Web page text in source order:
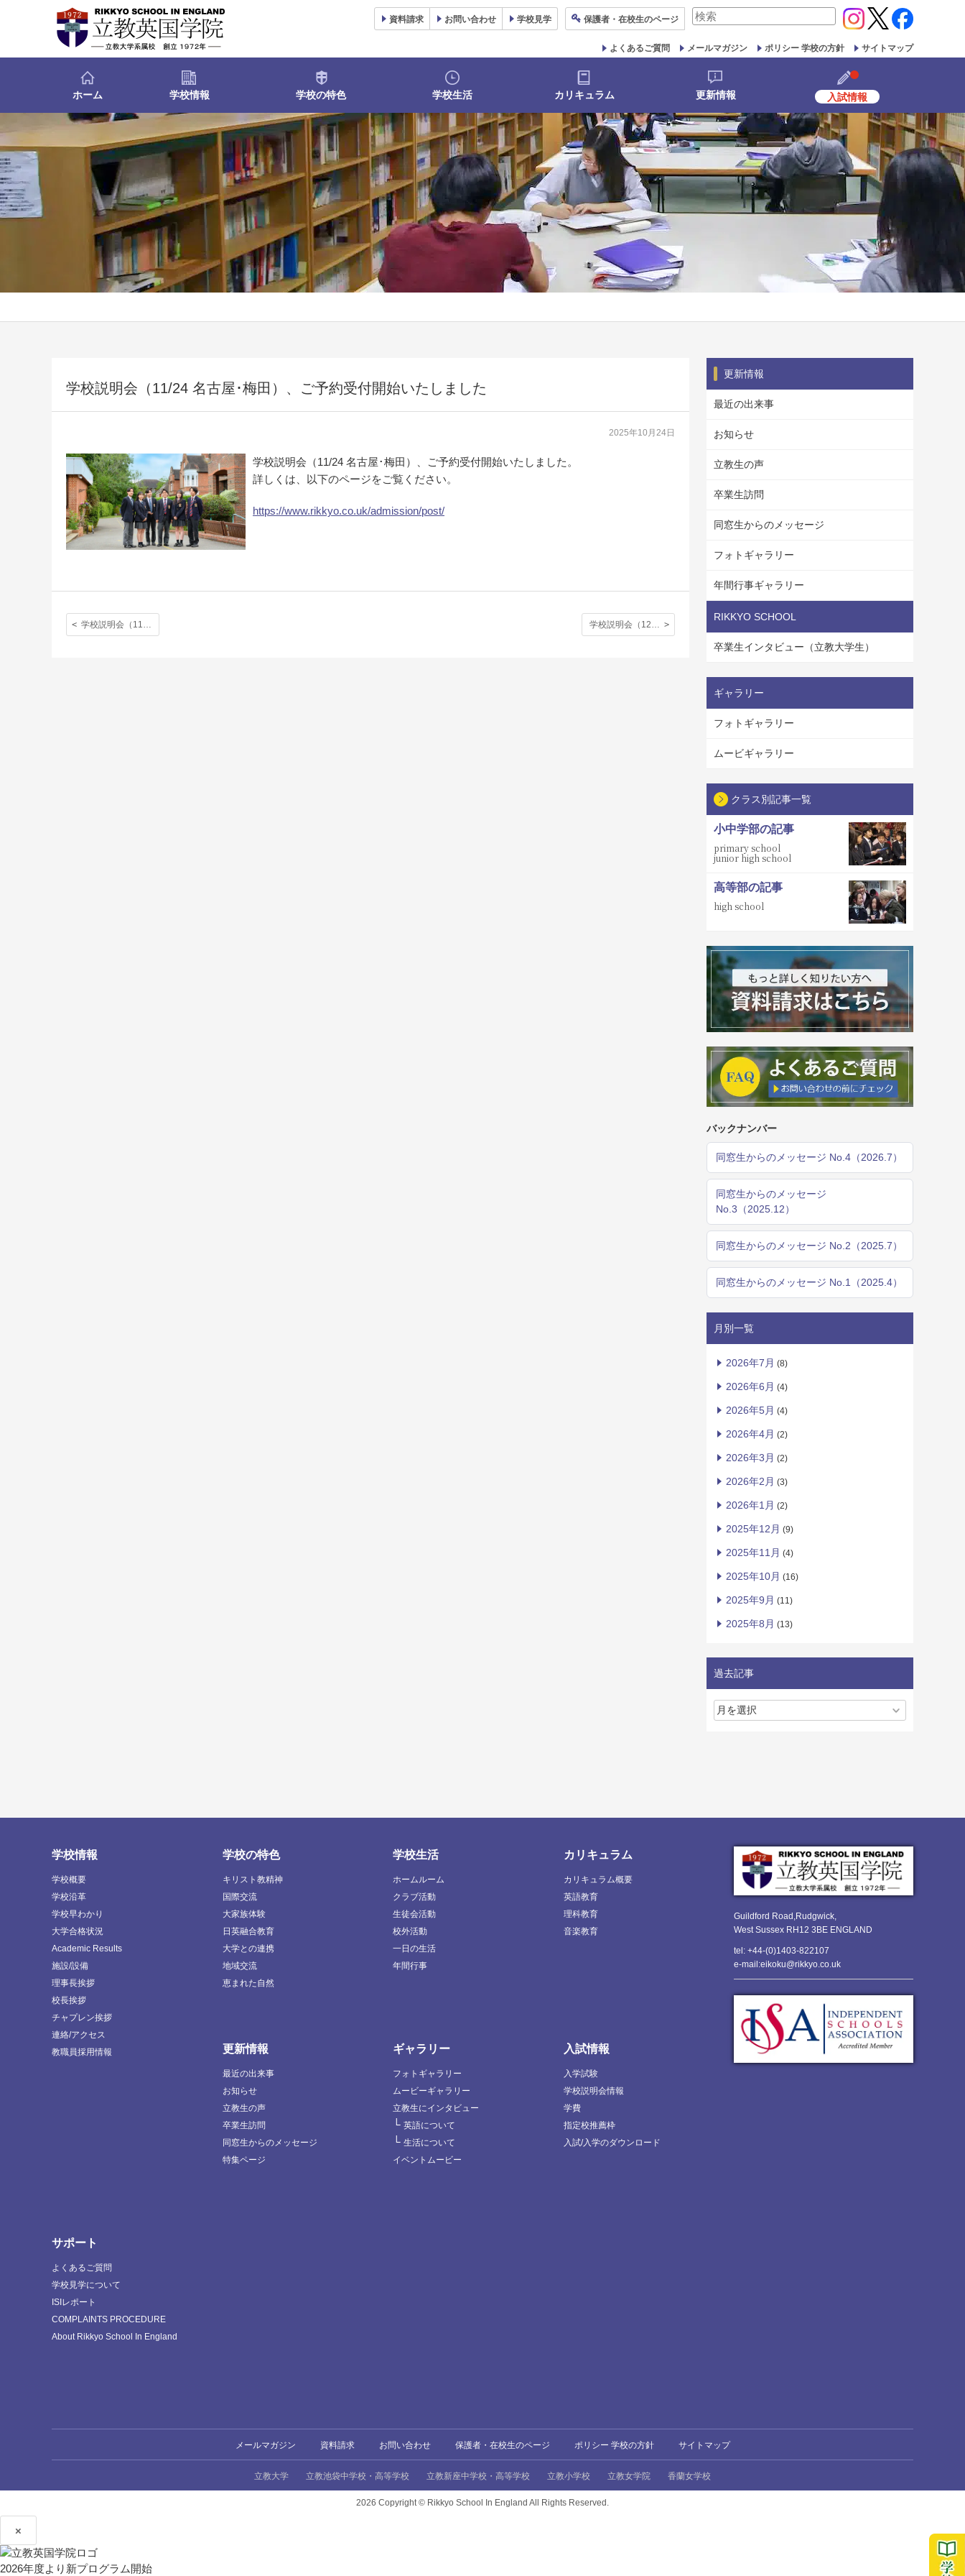
資料請求 お問い合わせ 学校見学 保護者 ・在校生のページ
検
対
象:
よくあるご質問 メールマガジン ポリシー 学校の方針 サイトマップ
ホーム 学校情報 学校の特色 学校生活 カリキュラム 更新情報 入試情報
学校説明会（11/24 名古屋･梅田）、ご予約受付開始いたしました
2025年10月24日
学校説明会（11/24 名古屋･梅田）、ご予約受付開始いたしました。
詳しくは、以下のページをご覧ください。
https://www.rikkyo.co.uk/admission/post/
学校説明会（11/23 東京）、ご予約受付開始いたしました 学校説明会（12/21 東京）、ご予約受付開始いたしました
更新情報
最近の出来事
お知らせ
立教生の声
卒業生訪問
同窓生からのメッセージ
フォトギャラリー
年間行事ギャラリー
RIKKYO SCHOOL
卒業生インタビュー（立教大学生）
ギャラリー
フォトギャラリー
ムービギャラリー
クラス別記事一覧
小中学部の記事
primary school
junior high school
高等部の記事
high school
バックナンバー
同窓生からのメッセージ No.4（2026.7）
同窓生からのメッセージ
No.3（2025.12）
同窓生からのメッセージ No.2（2025.7）
同窓生からのメッセージ No.1（2025.4）
月別一覧
2026年7月 (8)
2026年6月 (4)
2026年5月 (4)
2026年4月 (2)
2026年3月 (2)
2026年2月 (3)
2026年1月 (2)
2025年12月 (9)
2025年11月 (4)
2025年10月 (16)
2025年9月 (11)
2025年8月 (13)
過去記事
Guildford Road,Rudgwick,
West Sussex RH12 3BE ENGLAND
tel: +44-(0)1403-822107
e-mail:eikoku@rikkyo.co.uk
学校情報
学校概要
学校沿革
学校早わかり
大学合格状況
Academic Results
施設/設備
理事長挨拶
校長挨拶
チャプレン挨拶
連絡/アクセス
教職員採用情報
学校の特色
キリスト教精神
国際交流
大家族体験
日英融合教育
大学との連携
地域交流
恵まれた自然
学校生活
ホームルーム
クラブ活動
生徒会活動
校外活動
一日の生活
年間行事
カリキュラム
カリキュラム概要
英語教育
理科教育
音楽教育
更新情報
最近の出来事
お知らせ
立教生の声
卒業生訪問
同窓生からのメッセージ
特集ページ
ギャラリー
フォトギャラリー
ムービーギャラリー
立教生にインタビュー
└ 英語について
└ 生活について
イベントムービー
入試情報
入学試験
学校説明会情報
学費
指定校推薦枠
入試/入学のダウンロード
サポート
よくあるご質問
学校見学について
ISIレポート
COMPLAINTS PROCEDURE
About Rikkyo School In England
メールマガジン 資料請求 お問い合わせ 保護者・在校生のページ ポリシー 学校の方針 サイトマップ
立教大学 立教池袋中学校・高等学校 立教新座中学校・高等学校 立教小学校 立教女学院 香蘭女学校
2026 Copyright © Rikkyo School In England All Rights Reserved.
×
2026年度より新プログラム開始